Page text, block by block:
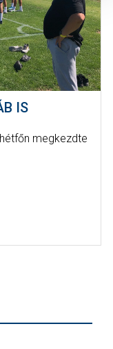
IS
megkezdte